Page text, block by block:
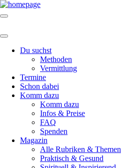
Du suchst
Methoden
Vermittlung
Termine
Schon dabei
Komm dazu
Komm dazu
Infos & Preise
FAQ
Spenden
Magazin
Alle Rubriken & Themen
Praktisch & Gesund